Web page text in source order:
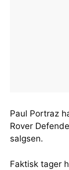
Paul Portraz
Rover
salgsen.
Faktisk tager